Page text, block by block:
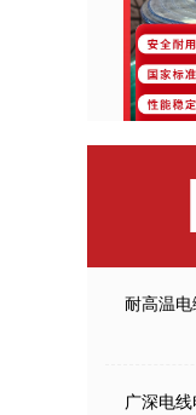
耐高温
广深电